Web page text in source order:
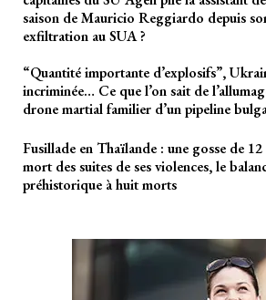
saison de Mauricio Reggiardo depuis
exfiltration au SUA ?
“Quantité importante d’explosifs”,
incriminée… Ce que l’on sait de
drone martial familier d’un pipeline
Fusillade en Thaïlande : une gosse de 12
mort des suites de ses violences, le
préhistorique à huit morts